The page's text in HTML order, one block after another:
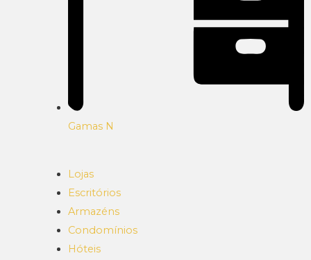
Gamas N
Lojas
Escritórios
Armazéns
Condomínios
Hóteis